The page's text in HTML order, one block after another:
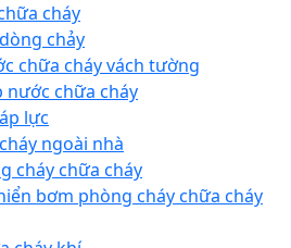
cháy
chảy
chữa cháy vách tường
nước chữa cháy
lực
ngoài nhà
cháy chữa cháy
bơm phòng cháy chữa cháy